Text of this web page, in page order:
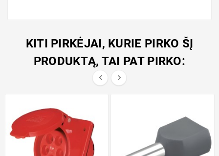
KITI PIRKĖJAI, KURIE PIRKO ŠĮ
PRODUKTĄ, TAI PAT PIRKO:
 